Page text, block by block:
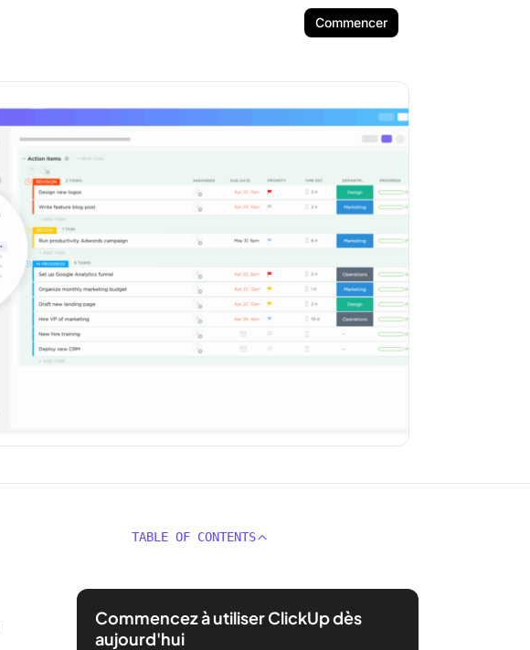
Commencer
TABLE OF CONTENTS
Commencez à utiliser ClickUp dès
aujourd'hui